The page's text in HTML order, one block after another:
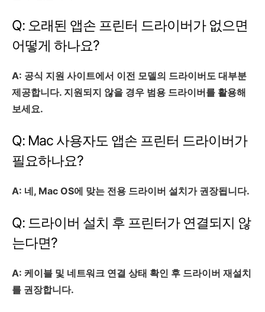
Q: 오래된 앱손 프린터 드라이버가 없으면
어떻게 하나요?
A: 공식 지원 사이트에서 이전 모델의 드라이버도 대부분
제공합니다. 지원되지 않을 경우 범용 드라이버를 활용해
보세요.
Q: Mac 사용자도 앱손 프린터 드라이버가
필요하나요?
A: 네, Mac OS에 맞는 전용 드라이버 설치가 권장됩니다.
Q: 드라이버 설치 후 프린터가 연결되지 않
는다면?
A: 케이블 및 네트워크 연결 상태 확인 후 드라이버 재설치
를 권장합니다.